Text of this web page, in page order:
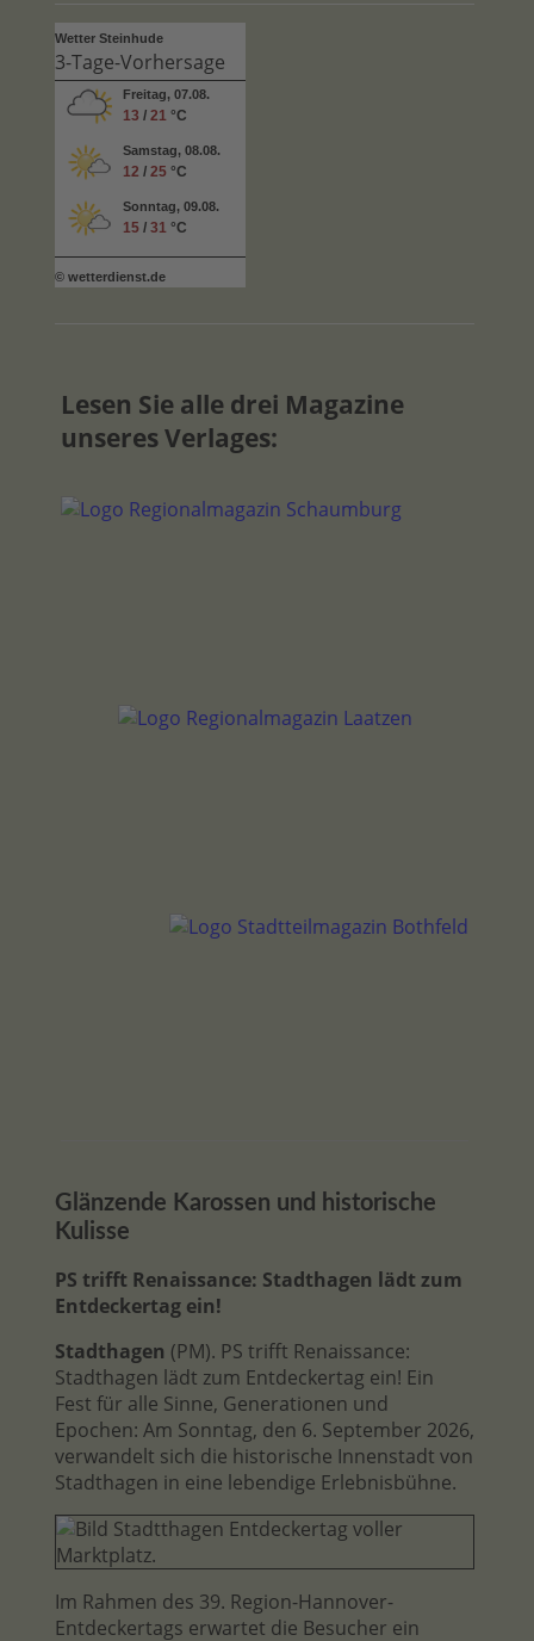
Wetter Steinhude
3-Tage-Vorhersage
Freitag, 07.08.
13 / 21 °C
Samstag, 08.08.
12 / 25 °C
Sonntag, 09.08.
15 / 31 °C
© wetterdienst.de
Lesen Sie alle drei Magazine
unseres Verlages:
Glänzende Karossen und historische
Kulisse
PS trifft Renaissance: Stadthagen lädt zum
Entdeckertag ein!
Stadthagen (PM). PS trifft Renaissance:
Stadthagen lädt zum Entdeckertag ein! Ein
Fest für alle Sinne, Generationen und
Epochen: Am Sonntag, den 6. September 2026,
verwandelt sich die historische Innenstadt von
Stadthagen in eine lebendige Erlebnisbühne.
Im Rahmen des 39. Region-Hannover-
Entdeckertags erwartet die Besucher ein